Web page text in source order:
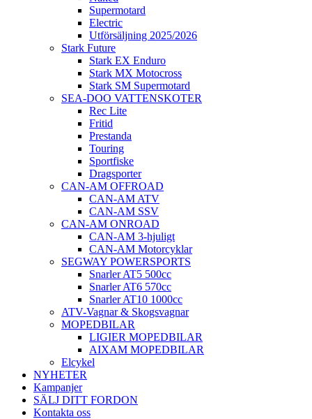
Supermotard
Electric
Utförsäljning 2025/2026
Stark Future
Stark EX Enduro
Stark MX Motocross
Stark SM Supermotard
SEA-DOO VATTENSKOTER
Rec Lite
Fritid
Prestanda
Touring
Sportfiske
Dragsporter
CAN-AM OFFROAD
CAN-AM ATV
CAN-AM SSV
CAN-AM ONROAD
CAN-AM 3-hjuligt
CAN-AM Motorcyklar
SEGWAY POWERSPORTS
Snarler AT5 500cc
Snarler AT6 570cc
Snarler AT10 1000cc
ATV-Vagnar & Skogsvagnar
MOPEDBILAR
LIGIER MOPEDBILAR
AIXAM MOPEDBILAR
Elcykel
NYHETER
Kampanjer
SÄLJ DITT FORDON
Kontakta oss